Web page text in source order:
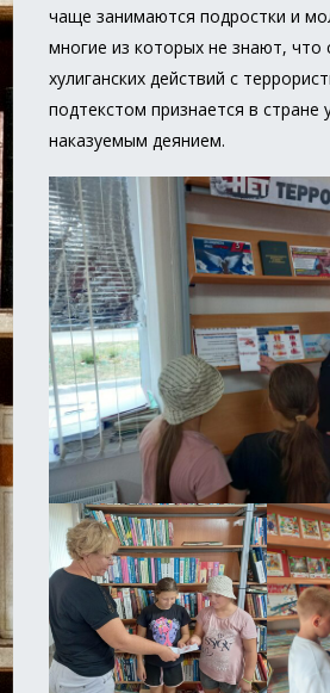
чаще занимаются подростки и
многие из которых не знают, что
хулиганских действий с
подтекстом признается в стране
наказуемым деянием.